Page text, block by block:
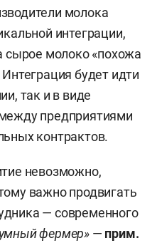
молока
интеграции,
сырое молоко «похожа
будет идти
так и в виде
предприятиями
контрактов.
невозможно,
важно продвигать
— современного
фермер» — прим.